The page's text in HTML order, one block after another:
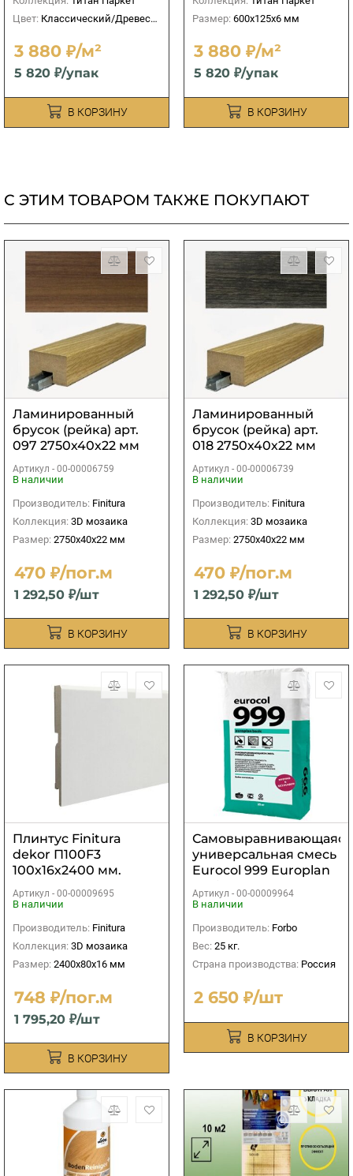
Цвет: Классический/Древесный
3 880 ₽/м²
5 820 ₽/упак
В КОРЗИНУ
Размер: 600х125х6 мм
3 880 ₽/м²
5 820 ₽/упак
В КОРЗИНУ
С ЭТИМ ТОВАРОМ ТАКЖЕ ПОКУПАЮТ
Ламинированный
брусок (рейка) арт.
097 2750х40х22 мм
Артикул - 00-00006759
В наличии
Производитель: Finitura
Коллекция: 3D мозаика
Размер: 2750х40х22 мм
470 ₽/пог.м
1 292,50 ₽/шт
В КОРЗИНУ
Ламинированный
брусок (рейка) арт.
018 2750х40х22 мм
Артикул - 00-00006739
В наличии
Производитель: Finitura
Коллекция: 3D мозаика
Размер: 2750х40х22 мм
470 ₽/пог.м
1 292,50 ₽/шт
В КОРЗИНУ
Плинтус Finitura
dekor П100F3
100х16х2400 мм.
Артикул - 00-00009695
В наличии
Производитель: Finitura
Коллекция: 3D мозаика
Размер: 2400х80х16 мм
748 ₽/пог.м
1 795,20 ₽/шт
В КОРЗИНУ
Самовыравнивающаяся
универсальная смесь
Eurocol 999 Europlan
Basic 25 кг
Артикул - 00-00009964
В наличии
Производитель: Forbo
Вес: 25 кг.
Страна производства: Россия
2 650 ₽/шт
В КОРЗИНУ